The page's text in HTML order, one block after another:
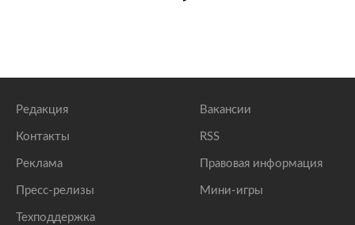
Редакция
Контакты
Реклама
Пресс-релизы
Техподдержка
Вакансии
RSS
Правовая информация
Мини-игры